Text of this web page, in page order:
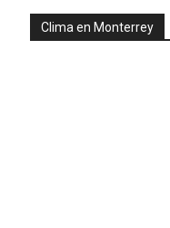
Clima en Monterrey